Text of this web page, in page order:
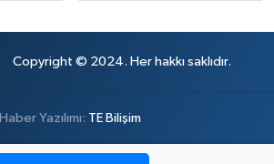
Copyright © 2024. Her hakkı saklıdır.
Haber Yazılımı: TE Bilişim